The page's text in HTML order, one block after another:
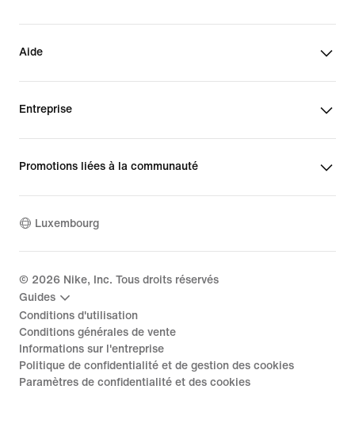
Aide
Entreprise
Promotions liées à la communauté
Luxembourg
© 2026 Nike, Inc. Tous droits réservés
Guides
Conditions d'utilisation
Conditions générales de vente
Informations sur l'entreprise
Politique de confidentialité et de gestion des cookies
Paramètres de confidentialité et des cookies